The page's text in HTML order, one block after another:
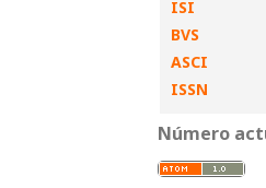
ISI
BVS
ASCI
ISSN
Número